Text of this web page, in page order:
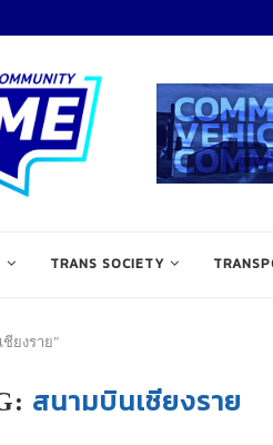
TRANS SOCIETY
ชียงราย"
สนามบินเชียงราย